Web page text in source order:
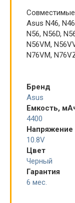
Asus N46,
N56, N56D,
N56VM,
N76VM,
Бренд
Asus
Емкость,
4400
Напряжение
10.8V
Цвет
Черный
Гарантия
6 мес.